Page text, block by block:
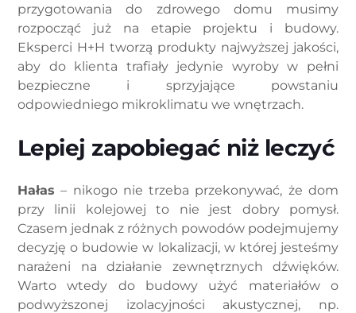
przygotowania do zdrowego domu musimy
rozpocząć już na etapie projektu i budowy.
Eksperci H+H tworzą produkty najwyższej jakości,
aby do klienta trafiały jedynie wyroby w pełni
bezpieczne i sprzyjające powstaniu
odpowiedniego mikroklimatu we wnętrzach.
Lepiej zapobiegać niż leczyć
Hałas – nikogo nie trzeba przekonywać, że dom
przy linii kolejowej to nie jest dobry pomysł.
Czasem jednak z różnych powodów podejmujemy
decyzję o budowie w lokalizacji, w której jesteśmy
narażeni na działanie zewnętrznych dźwięków.
Warto wtedy do budowy użyć materiałów o
podwyższonej izolacyjności akustycznej, np.